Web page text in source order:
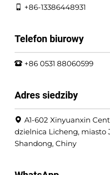
+86-13386448931
Telefon biurowy
+86 0531 88060599
Adres siedziby
A1-602 Xinyuanxin
dzielnica Licheng, miasto
Shandong, Chiny